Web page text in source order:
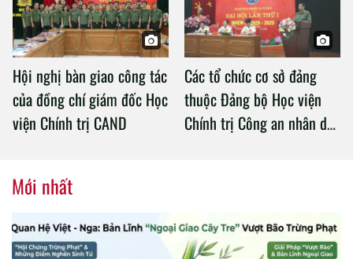
Hội nghị bàn giao công tác
của đồng chí giám đốc Học
viện Chính trị CAND
Các tổ chức cơ sở đảng
thuộc Đảng bộ Học viện
Chính trị Công an nhân dân
Mới nhất